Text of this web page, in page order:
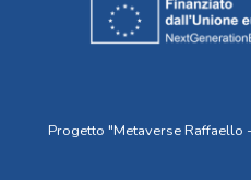
Progetto "Metaverse Raffaello